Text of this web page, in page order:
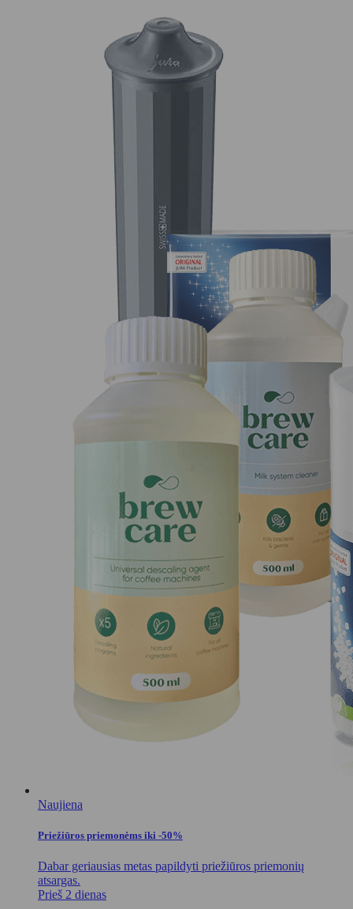
Naujiena
Priežiūros priemonėms iki -50%
Dabar geriausias metas papildyti priežiūros priemonių
atsargas.
Prieš 2 dienas